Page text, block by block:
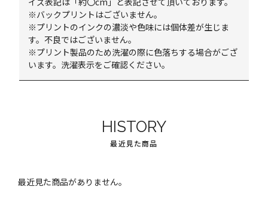
※バックプリントはございません。
※プリントのインクの濃淡や色味には個体差が生じま
す。不良ではございません。
※プリント製品のため洗濯の際に色落ちする場合がござ
います。洗濯表示をご確認ください。
HISTORY
最近見た商品
最近見た商品がありません。